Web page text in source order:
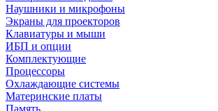
Наушники и микрофоны
Экраны для проекторов
Клавиатуры и мыши
ИБП и опции
Комплектующие
Процессоры
Охлаждающие системы
Материнские платы
Память